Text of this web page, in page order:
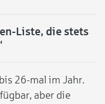
Liste, die stets
26-mal im Jahr.
aber die